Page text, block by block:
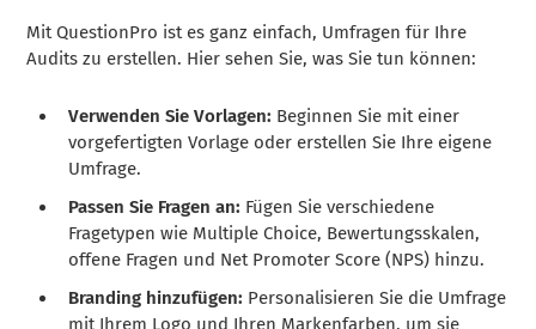
Mit QuestionPro ist es ganz einfach, Umfragen für Ihre
Audits zu erstellen. Hier sehen Sie, was Sie tun können:
Verwenden Sie Vorlagen: Beginnen Sie mit einer
vorgefertigten Vorlage oder erstellen Sie Ihre eigene
Umfrage.
Passen Sie Fragen an: Fügen Sie verschiedene
Fragetypen wie Multiple Choice, Bewertungsskalen,
offene Fragen und Net Promoter Score (NPS) hinzu.
Branding hinzufügen: Personalisieren Sie die Umfrage
mit Ihrem Logo und Ihren Markenfarben, um sie